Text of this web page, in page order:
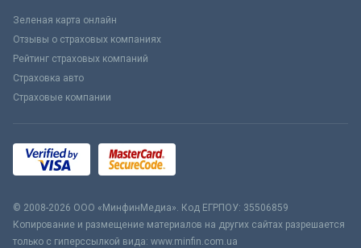
Зеленая карта онлайн
Отзывы о страховых компаниях
Рейтинг страховых компаний
Страховка авто
Страховые компании
© 2008-2026 ООО «МинфинМедиа». Код ЕГРПОУ: 35506859
Копирование и размещение материалов на других сайтах разрешается
только с гиперссылкой вида: www.minfin.com.ua